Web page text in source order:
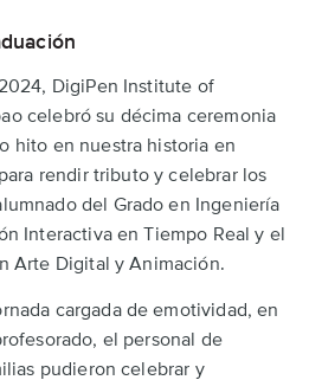
DigiPen Institute of
celebró su décima ceremonia
hito en nuestra historia en
rendir tributo y celebrar los
del Grado en Ingeniería
Interactiva en Tiempo Real y el
Arte Digital y Animación.
cargada de emotividad, en
el personal de
pudieron celebrar y